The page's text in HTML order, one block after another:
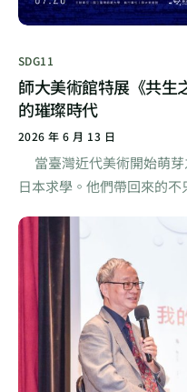
SDG11
師大美術館特展《共生
的璀璨時代
2026 年 6 月 13 日
當臺灣近代美術開始萌芽
日本求學。他們帶回來的